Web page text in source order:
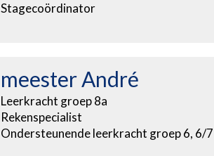
Stagecoördinator
meester André
Leerkracht groep 8a
Rekenspecialist
Ondersteunende leerkracht groep 6, 6/7